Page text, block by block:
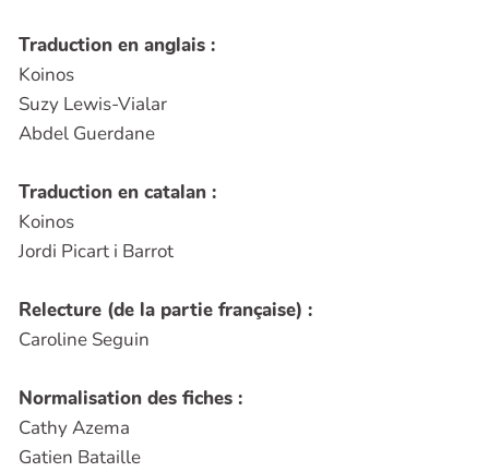
Traduction en anglais :
Koinos
Suzy Lewis-Vialar
Abdel Guerdane
Traduction en catalan :
Koinos
Jordi Picart i Barrot
Relecture (de la partie française) :
Caroline Seguin
Normalisation des fiches :
Cathy Azema
Gatien Bataille